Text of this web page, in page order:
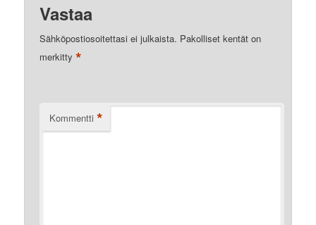
Vastaa
Sähköpostiosoitettasi ei julkaista. Pakolliset kentät on
merkitty*
Kommentti *